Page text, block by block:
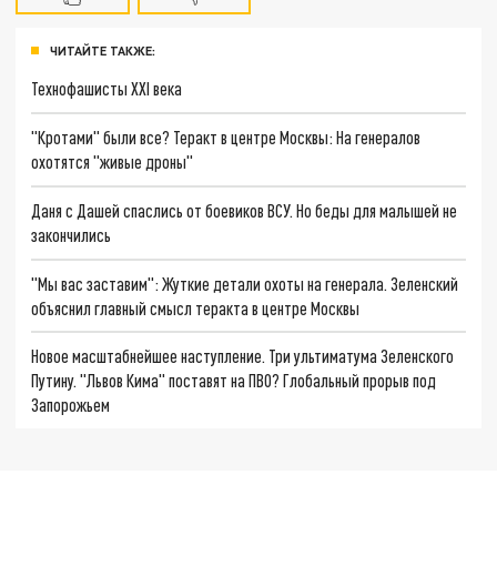
ЧИТАЙТЕ ТАКЖЕ:
Технофашисты XXI века
"Кротами" были все? Теракт в центре Москвы: На генералов
охотятся "живые дроны"
Даня с Дашей спаслись от боевиков ВСУ. Но беды для малышей не
закончились
"Мы вас заставим": Жуткие детали охоты на генерала. Зеленский
объяснил главный смысл теракта в центре Москвы
Новое масштабнейшее наступление. Три ультиматума Зеленского
Путину. "Львов Кима" поставят на ПВО? Глобальный прорыв под
Запорожьем